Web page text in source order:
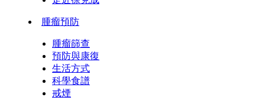
腫瘤預防
腫瘤篩查
預防與康復
生活方式
科學食譜
戒煙